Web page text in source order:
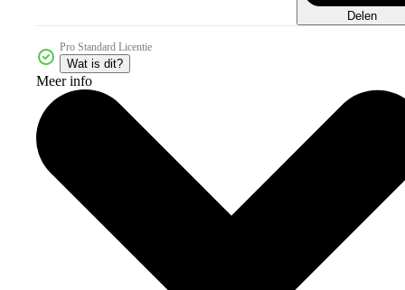
Delen
Pro Standard Licentie
Wat is dit?
Meer info